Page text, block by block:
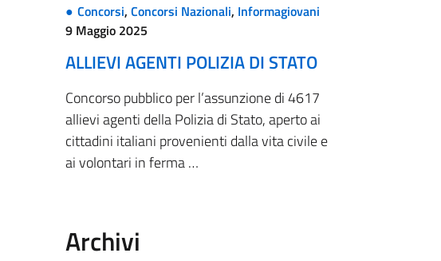
Concorsi,Concorsi Nazionali, Informagiovani
9 Maggio 2025
ALLIEVI AGENTI POLIZIA DI STATO
Concorso pubblico per l’assunzione di 4617
allievi agenti della Polizia di Stato, aperto ai
cittadini italiani provenienti dalla vita civile e
ai volontari in ferma …
Archivi